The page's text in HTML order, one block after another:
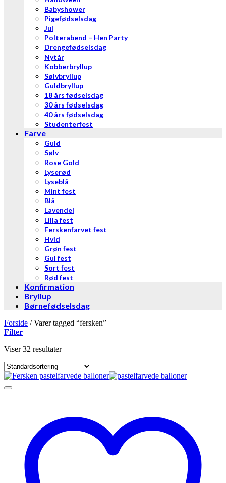
Babyshower
Pigefødselsdag
Jul
Polterabend – Hen Party
Drengefødselsdag
Nytår
Kobberbryllup
Sølvbryllup
Guldbryllup
18 års fødselsdag
30 års fødselsdag
40 års fødselsdag
Studenterfest
Farve
Guld
Sølv
Rose Gold
Lyserød
Lyseblå
Mint fest
Blå
Lavendel
Lilla fest
Ferskenfarvet fest
Hvid
Grøn fest
Gul fest
Sort fest
Rød fest
Konfirmation
Bryllup
Børnefødselsdag
Forside /Varer tagged “fersken”
Filter
Viser 32 resultater